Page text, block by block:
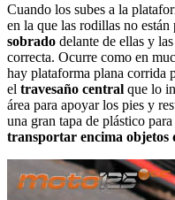
Cuando los subes a la
en la que las rodillas no están
sobrado delante de ellas y
correcta. Ocurre como en
hay plataforma plana corrida
el travesaño central que lo
área para apoyar los pies y
una gran tapa de plástico
transportar encima objetos